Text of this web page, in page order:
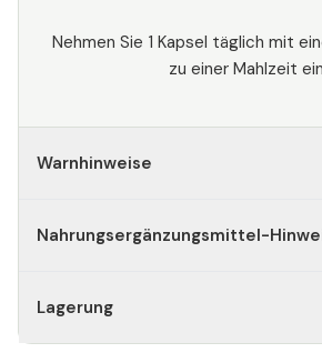
Nehmen Sie 1 Kapsel täglich mit
zu einer Mahlzeit
Warnhinweise
Nahrungsergänzungsmittel-
Lagerung